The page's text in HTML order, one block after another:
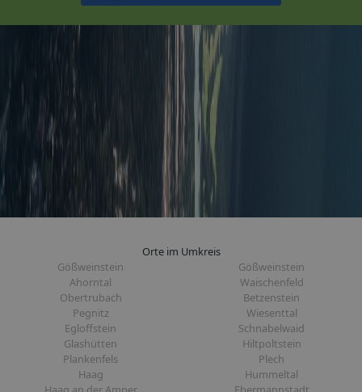
Orte im Umkreis
Gößweinstein
Gößweinstein
Ahorntal
Waischenfeld
Obertrubach
Betzenstein
Pegnitz
Wiesenttal
Egloffstein
Schnabelwaid
Glashütten
Hiltpoltstein
Plankenfels
Plech
Haag
Hummeltal